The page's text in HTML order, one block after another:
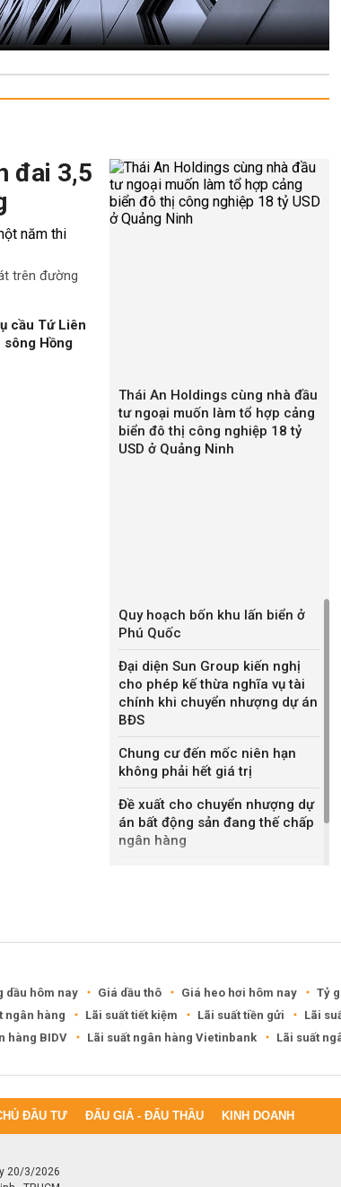
đai 3,5
trên đường
cầu Tứ Liên
sông Hồng
Thái An Holdings cùng nhà đầu
tư ngoại muốn làm tổ hợp cảng
biển đô thị công nghiệp 18 tỷ
USD ở Quảng Ninh
Quy hoạch bốn khu lấn biển ở
Phú Quốc
Đại diện Sun Group kiến nghị
cho phép kế thừa nghĩa vụ tài
chính khi chuyển nhượng dự án
BĐS
Chung cư đến mốc niên hạn
không phải hết giá trị
Đề xuất cho chuyển nhượng dự
án bất động sản đang thế chấp
ngân hàng
dầu hôm nay Giá dầu thô Giá heo hơi hôm nay Tỷ
ngân hàng Lãi suất tiết kiệm Lãi suất tiền gửi
Lãi
hàng BIDV Lãi suất ngân hàng Vietinbank Lãi suất
ĐẦU TƯ ĐẤU GIÁ - ĐẤU THẦU KINH DOANH
20/3/2026